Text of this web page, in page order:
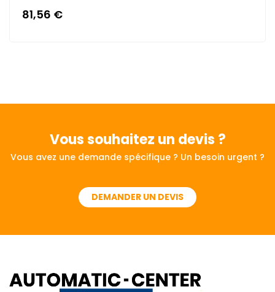
81,56 €
Vous souhaitez un devis ?
Vous avez une demande spécifique ? Un besoin urgent ?
DEMANDER UN DEVIS